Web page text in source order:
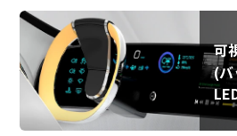
ニュース
採用情報
可
(バ